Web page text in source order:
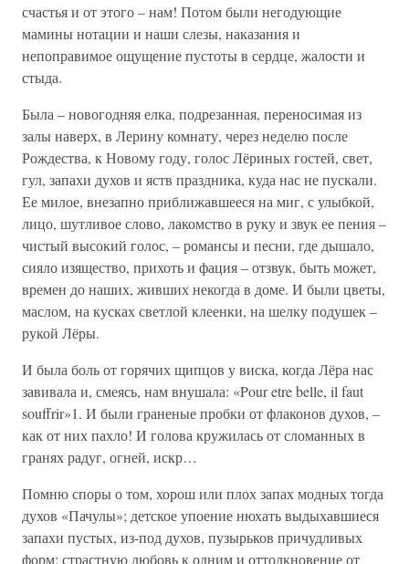
счастья и от этого – нам! Потом были негодующие
мамины нотации и наши слезы, наказания и
непоправимое ощущение пустоты в сердце, жалости и
стыда.
Была – новогодняя елка, подрезанная, переносимая из
залы наверх, в Лерину комнату, через неделю после
Рождества, к Новому году, голос Лёриных гостей, свет,
гул, запахи духов и яств праздника, куда нас не пускали.
Ее милое, внезапно приближавшееся на миг, с улыбкой,
лицо, шутливое слово, лакомство в руку и звук ее пения –
чистый высокий голос, – романсы и песни, где дышало,
сияло изящество, прихоть и фация – отзвук, быть может,
времен до наших, живших некогда в доме. И были цветы,
маслом, на кусках светлой клеенки, на шелку подушек –
рукой Лёры.
И была боль от горячих щипцов у виска, когда Лёра нас
завивала и, смеясь, нам внушала: «Pour etre belle, il faut
souffrir»1. И были граненые пробки от флаконов духов, –
как от них пахло! И голова кружилась от сломанных в
гранях радуг, огней, искр…
Помню споры о том, хорош или плох запах модных тогда
духов «Пачулы»; детское упоение нюхать выдыхавшиеся
запахи пустых, из-под духов, пузырьков причудливых
форм; страстную любовь к одним и оттолкновение от